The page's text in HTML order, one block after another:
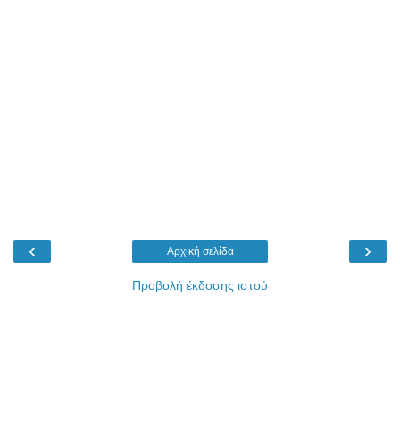
‹ ›
Αρχική σελίδα
Προβολή έκδοσης ιστού